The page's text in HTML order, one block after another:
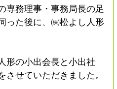
専務理事・事務局長の足
った後に、㈱松よし人形
形の小出会長と小出社
せていただきました。